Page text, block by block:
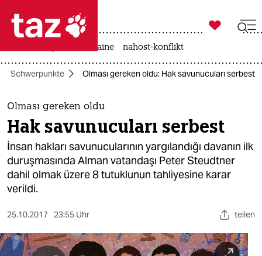
 taz zahl ich
taz zahl ich
themen
politik
öko
gesellschaft
kultur
sport

taz zahl ich
krieg in der ukraine nahost-konflikt
Schwerpunkte Olması gereken oldu: Hak savunucuları serbest
Olması gereken oldu
Hak savunucuları serbest
İnsan hakları savunucularının yargılandığı davanın ilk
duruşmasında Alman vatandaşı Peter Steudtner
dahil olmak üzere 8 tutuklunun tahliyesine karar
verildi.
25.10.2017 23:55 Uhr teilen